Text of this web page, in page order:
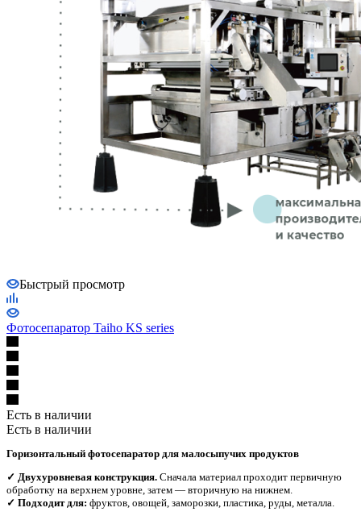
Быстрый просмотр
Фотосепаратор Taiho KS series
Есть в наличии
Есть в наличии
Горизонтальный фотосепаратор для малосыпучих продуктов
✓ Двухуровневая конструкция. Сначала материал проходит первичную
обработку на верхнем уровне, затем — вторичную на нижнем.
✓ Подходит для: фруктов, овощей, заморозки, пластика, руды, металла.